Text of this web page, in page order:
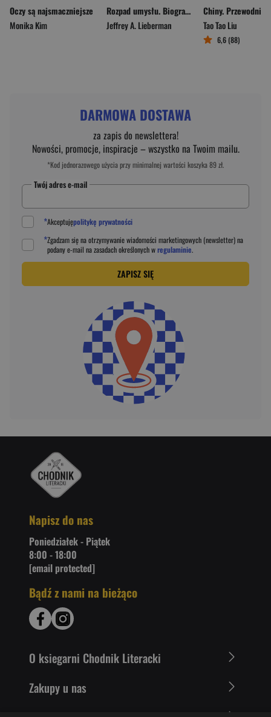
Oczy są najsmaczniejsze
Monika Kim
Rozpad umysłu. Biografia schizofrenii wyd. 2025
Jeffrey A. Lieberman
Tao Tao Liu
6,6 (88)
DARMOWA DOSTAWA
za zapis do newslettera!
Nowości, promocje, inspiracje – wszystko na Twoim mailu.
*Kod jednorazowego użycia przy minimalnej wartości koszyka 89 zł.
Twój adres e-mail
*Akceptujępolitykę prywatności
*Zgadzam się na otrzymywanie wiadomości marketingowych (newsletter) na
podanye-mail na zasadach określonych wregulaminie.
ZAPISZ SIĘ
Napisz do nas
Poniedziałek - Piątek
8:00 - 18:00
[email protected]
Bądź z nami na bieżąco
O ksiegarni Chodnik Literacki
Zakupy u nas